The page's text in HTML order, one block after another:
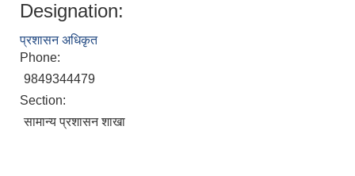
Designation:
प्रशासन अधिकृत
Phone:
9849344479
Section:
सामान्य प्रशासन शाखा